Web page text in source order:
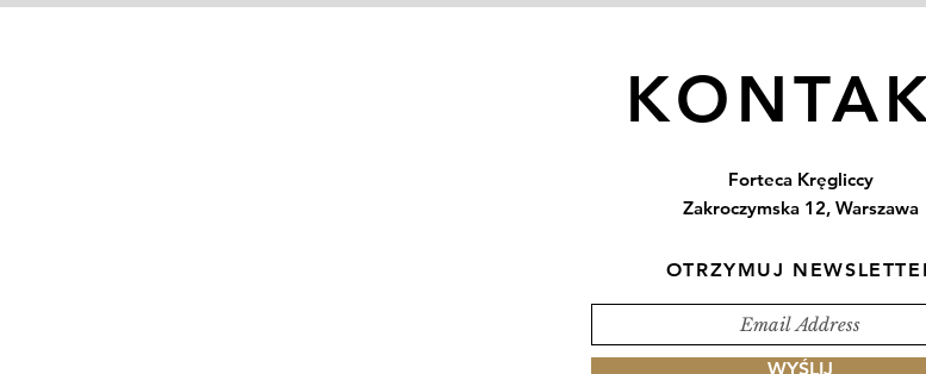
Forteca Kręgliccy
Zakroczymska 12, Warszawa
OTRZYMUJ
WYŚLIJ